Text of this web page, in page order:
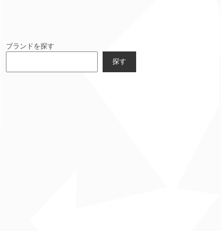
ブランドを探す
探す